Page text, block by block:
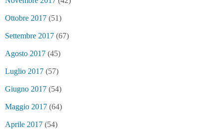
Ottobre 2017 (51)
Settembre 2017 (67)
Agosto 2017 (45)
Luglio 2017 (57)
Giugno 2017 (54)
Maggio 2017 (64)
Aprile 2017 (54)